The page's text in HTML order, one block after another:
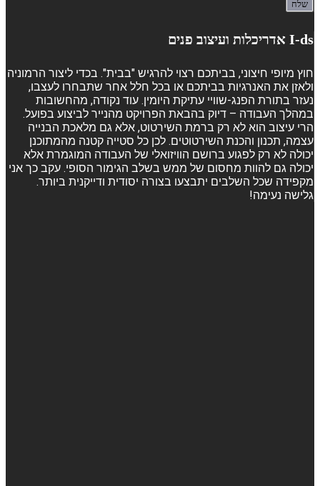
I-ds אדריכלות ועיצוב פנים
חוץ מיופי חיצוני, בביתכם רצוי להרגיש "בבית". בכדי ליצור הרמוניה
ולאזן את האנרגיות בביתכם או בכל חלל אחר שתבחרו לעצבו,
נעזר בתורת הפנג-שוויי עתיקת היומין. עוד נקודה, מהחשובות
במהלך העבודה – דיוק בהבאת הפרויקט מהנייר לביצוע בפועל.
הרי עיצוב הוא לא רק ברמת השירטוט, אלא גם מלאכת הבנייה
עצמה, תכנון והכנת השירטוטים. לכן כל סטייה קטנה מהמתוכנן
יכולה לא רק לפגוע ברושם הוויזואלי של העבודה המוגמרת אלא
יכולה גם להוות מחסום של ממש בשלב הגימור הסופי. עקב כך אני
מקפידה שכל השלבים יתבצעו בצורה יסודית ודייקנית ביותר.
גלישה נעימה!